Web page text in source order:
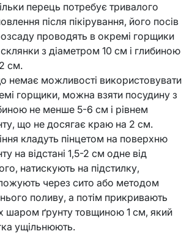
перець потребує тривалого
після пікірування, його посів
проводять в окремі горщики
з діаметром 10 см і глибиною
см.
немає можливості використовувати
горщики, можна взяти посудину з
не менше 5-6 см і рівнем
що не досягає краю на 2 см.
кладуть пінцетом на поверхню
на відстані 1,5-2 см одне від
натискують на підстилку,
через сито або методом
поливу, а потім прикривають
шаром ґрунту товщиною 1 см, який
ущільнюють.